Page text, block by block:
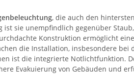
, die auch den
sie unempfindlich gegenüber
Konstruktion ermöglicht eine
die Installation, insbesondere bei
ist die integrierte Notlichtfunktion.
Evakuierung von Gebäuden und